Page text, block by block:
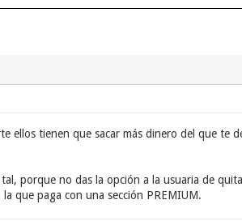
ellos tienen que sacar más dinero del que te
porque no das la opción a la usuaria de
que paga con una sección PREMIUM.